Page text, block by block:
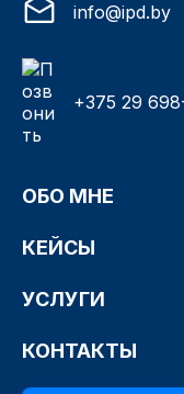
info@ipd.by
+375 29
ОБО МНЕ
КЕЙСЫ
УСЛУГИ
КОНТАКТЫ